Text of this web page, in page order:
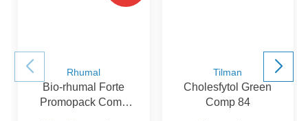
Rhumal
Bio-rhumal Forte
Promopack Comp
Tilman
Cholesfytol Green
Comp 84